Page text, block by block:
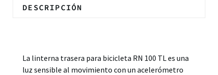
DESCRIPCIÓN
La linterna trasera para bicicleta RN 100 TL es una
luz sensible al movimiento con un acelerómetro